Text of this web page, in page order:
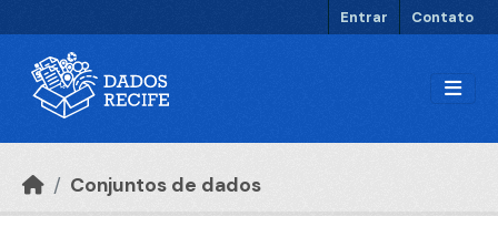
Entrar Contato
Conjuntos de dados